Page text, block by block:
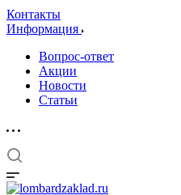
Контакты
Информация
Вопрос-ответ
Акции
Новости
Статьи